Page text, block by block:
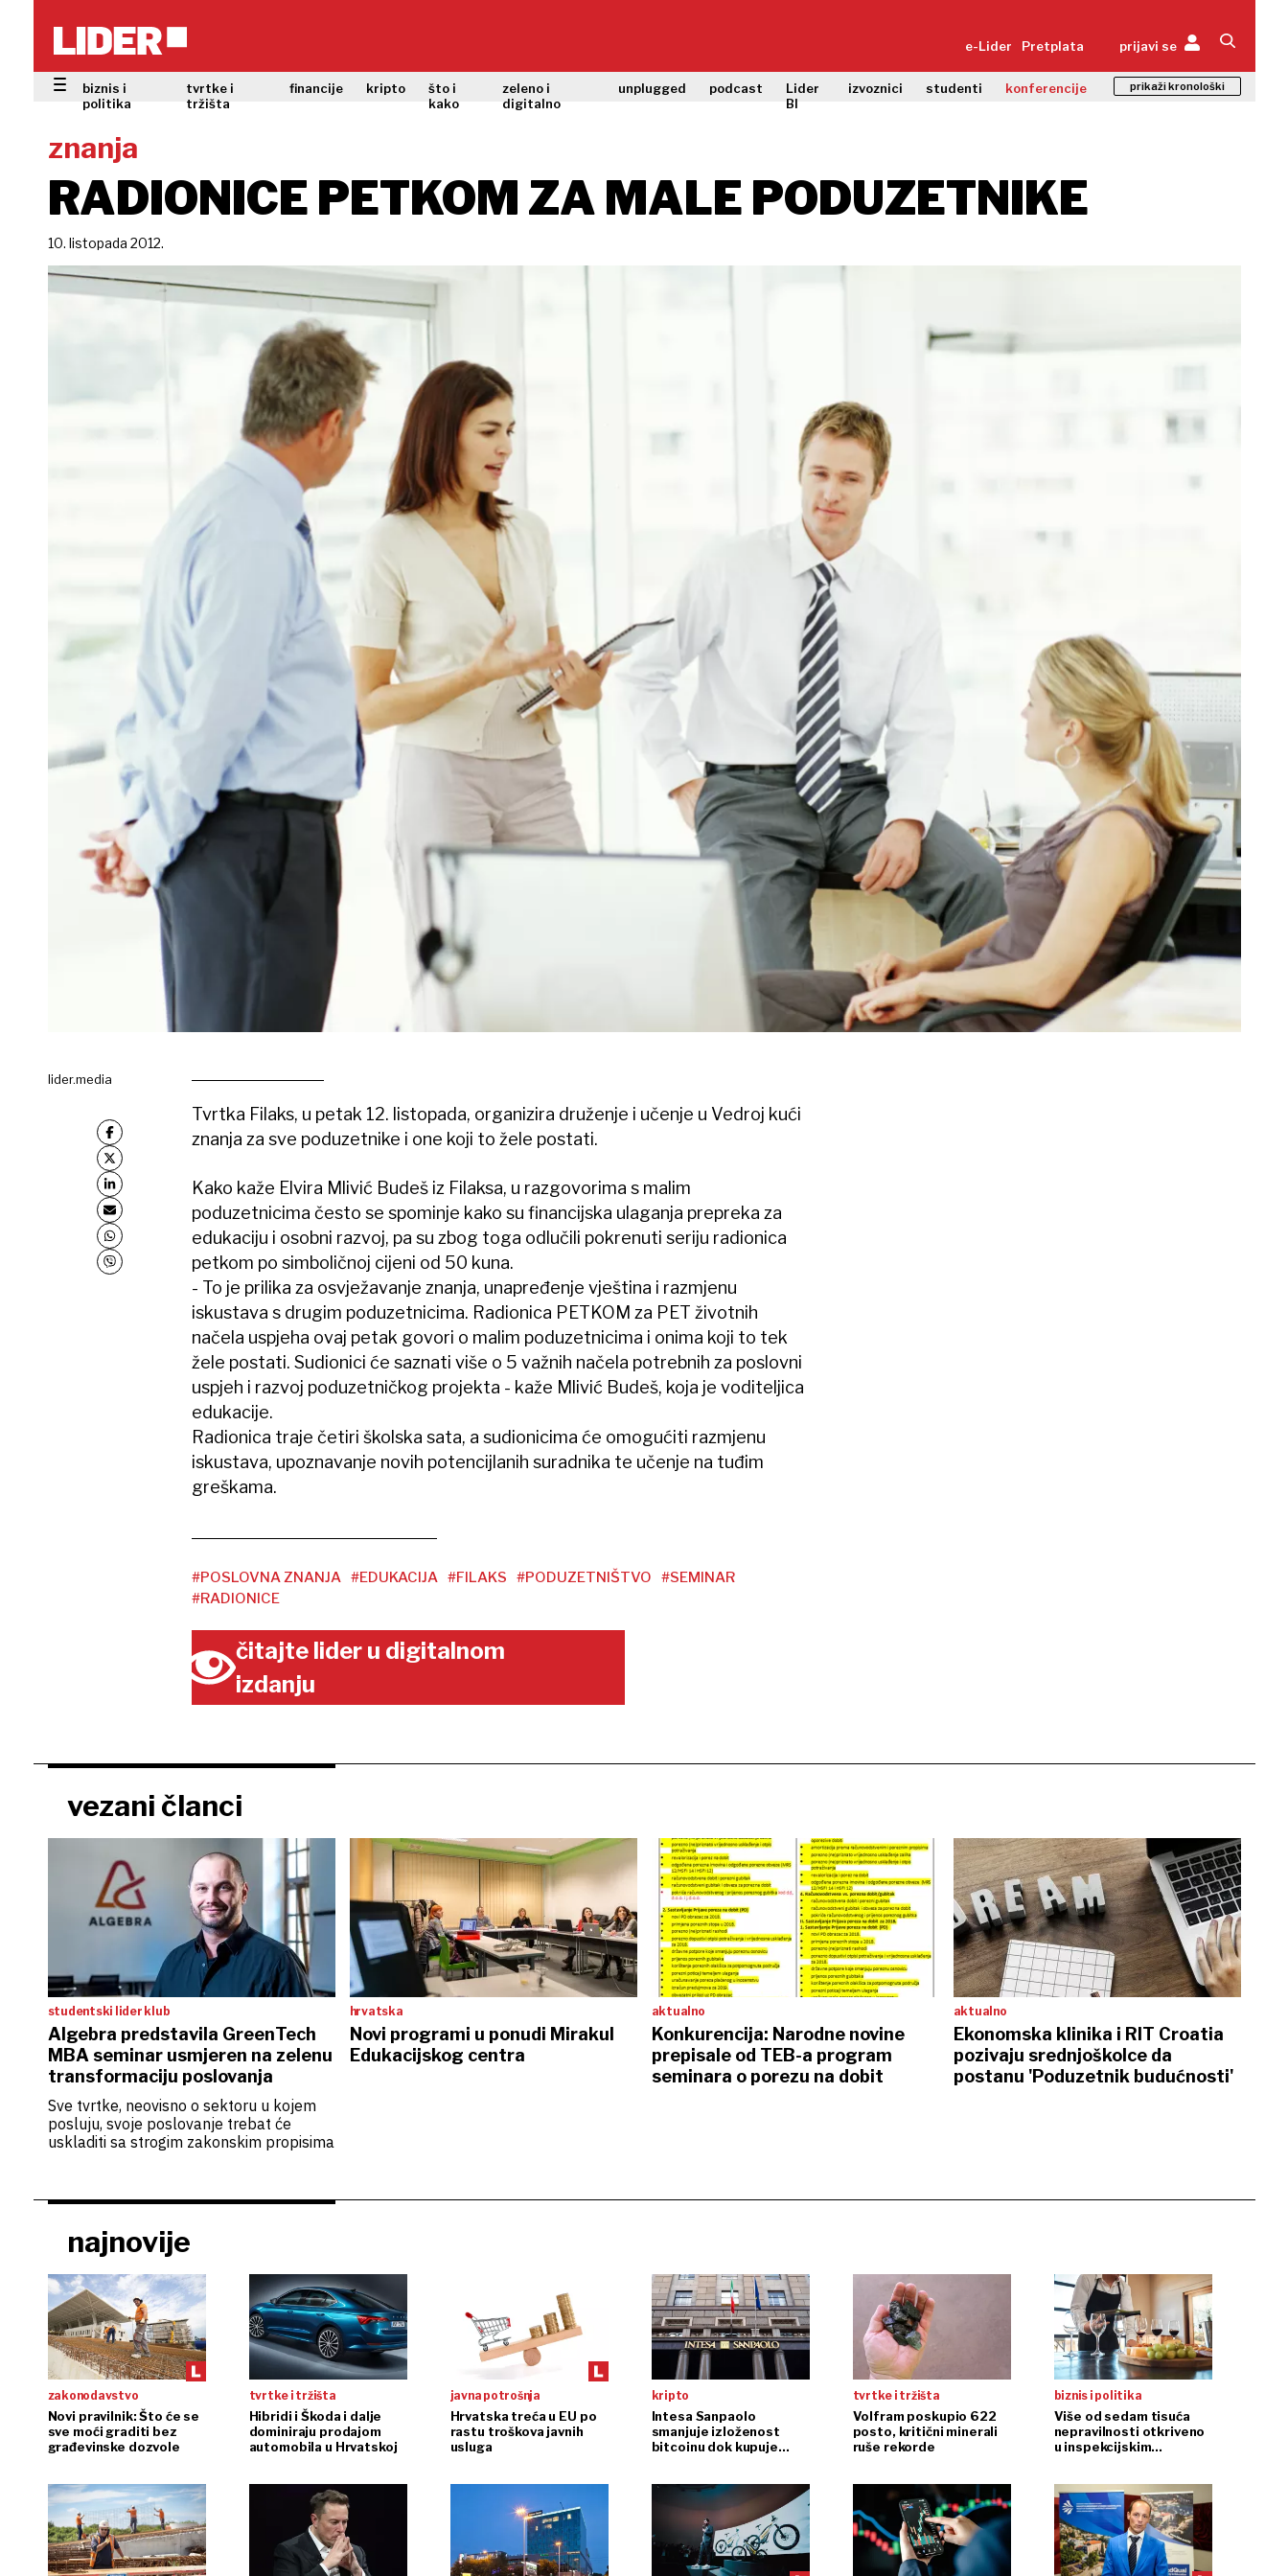
e-Lider Pretplata prijavi se
biznis i
politika
tvrtke i
tržišta
financije kripto
što i
kako
zeleno i
digitalno
unplugged podcast
Lider
BI
izvoznici studenti konferencije prikaži kronološki
znanja
RADIONICE PETKOM ZA MALE PODUZETNIKE
10. listopada 2012.
lider.media
Tvrtka Filaks, u petak 12. listopada, organizira druženje i učenje u Vedroj kući
znanja za sve poduzetnike i one koji to žele postati.
Kako kaže Elvira Mlivić Budeš iz Filaksa, u razgovorima s malim
poduzetnicima često se spominje kako su financijska ulaganja prepreka za
edukaciju i osobni razvoj, pa su zbog toga odlučili pokrenuti seriju radionica
petkom po simboličnoj cijeni od 50 kuna.
- To je prilika za osvježavanje znanja, unapređenje vještina i razmjenu
iskustava s drugim poduzetnicima. Radionica PETKOM za PET životnih
načela uspjeha ovaj petak govori o malim poduzetnicima i onima koji to tek
žele postati. Sudionici će saznati više o 5 važnih načela potrebnih za poslovni
uspjeh i razvoj poduzetničkog projekta - kaže Mlivić Budeš, koja je voditeljica
edukacije.
Radionica traje četiri školska sata, a sudionicima će omogućiti razmjenu
iskustava, upoznavanje novih potencijlanih suradnika te učenje na tuđim
greškama.
#POSLOVNA ZNANJA #EDUKACIJA #FILAKS #PODUZETNIŠTVO
#SEMINAR
#RADIONICE
čitajte lider u digitalnom
izdanju
vezani članci
studentski lider klub
Algebra predstavila GreenTech
MBA seminar usmjeren na zelenu
transformaciju poslovanja
Sve tvrtke, neovisno o sektoru u kojem
posluju, svoje poslovanje trebat će
uskladiti sa strogim zakonskim propisima
hrvatska
Novi programi u ponudi Mirakul
Edukacijskog centra
aktualno
Konkurencija: Narodne novine
prepisale od TEB-a program
seminara o porezu na dobit
aktualno
Ekonomska klinika i RIT Croatia
pozivaju srednjoškolce da
postanu 'Poduzetnik budućnosti'
najnovije
zakonodavstvo
Novi pravilnik: Što će se
sve moći graditi bez
građevinske dozvole
tvrtke i tržišta
Hibridi i Škoda i dalje
dominiraju prodajom
automobila u Hrvatskoj
javna potrošnja
Hrvatska treća u EU po
rastu troškova javnih
usluga
kripto
Intesa Sanpaolo
smanjuje izloženost
bitcoinu dok kupuje
tvrtke i tržišta
Volfram poskupio 622
posto, kritični minerali
ruše rekorde
biznis i politika
Više od sedam tisuća
nepravilnosti otkriveno
u inspekcijskim